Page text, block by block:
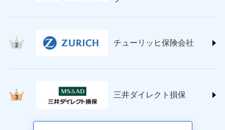
(https://www.nisshinfire.co.jp/)
(https://www.petfamilyins.co.jp/)
ins.com/)
三井ダイレクト損害保険株式会社
チューリッヒ保険会社
三井ダイレクト損保